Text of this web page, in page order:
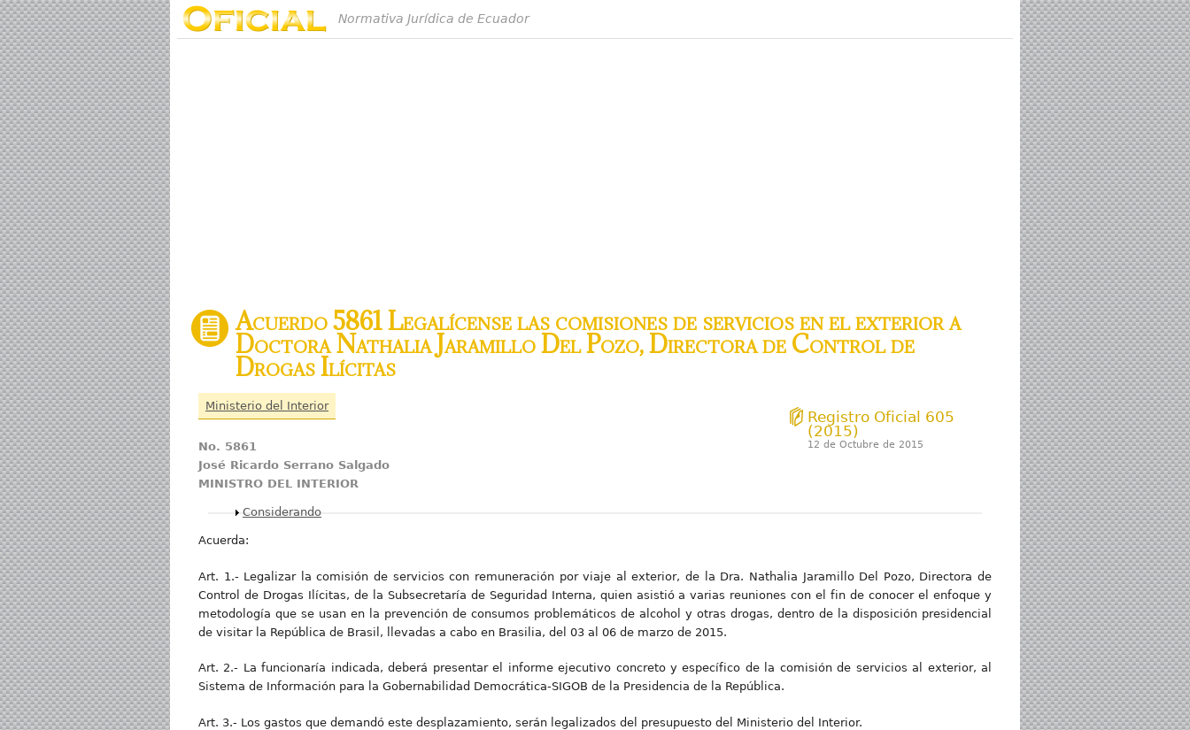
Normativa Jurídica de Ecuador
Acuerdo 5861 Legalícense las comisiones de servicios en el exterior a
Doctora Nathalia Jaramillo Del Pozo, Directora de Control de
Drogas Ilícitas
Ministerio del Interior
Registro Oficial 605
(2015)
12 de Octubre de 2015
No. 5861
José Ricardo Serrano Salgado
MINISTRO DEL INTERIOR
Mostrar
Considerando
Acuerda:
Art. 1.- Legalizar la comisión de servicios con remuneración por viaje al exterior, de la Dra. Nathalia Jaramillo Del Pozo, Directora de
Control de Drogas Ilícitas, de la Subsecretaría de Seguridad Interna, quien asistió a varias reuniones con el fin de conocer el enfoque y
metodología que se usan en la prevención de consumos problemáticos de alcohol y otras drogas, dentro de la disposición presidencial
de visitar la República de Brasil, llevadas a cabo en Brasilia, del 03 al 06 de marzo de 2015.
Art. 2.- La funcionaría indicada, deberá presentar el informe ejecutivo concreto y específico de la comisión de servicios al exterior, al
Sistema de Información para la Gobernabilidad Democrática-SIGOB de la Presidencia de la República.
Art. 3.- Los gastos que demandó este desplazamiento, serán legalizados del presupuesto del Ministerio del Interior.